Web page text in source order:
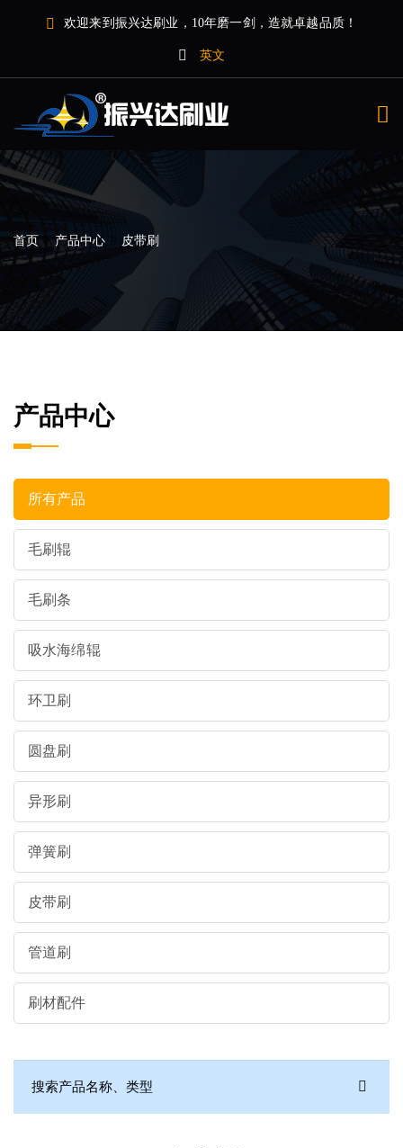
欢迎来到振兴达刷业，10年磨一剑，造就卓越品质！
英文
首页 > 产品中心 > 皮带刷
产品中心
所有产品
毛刷辊
毛刷条
吸水海绵辊
环卫刷
圆盘刷
异形刷
弹簧刷
皮带刷
管道刷
刷材配件